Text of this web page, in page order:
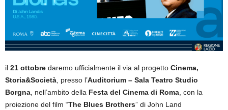
il 21 ottobre daremo ufficialmente il via al progetto Cinema,
Storia&Società , presso l’Auditorium – Sala Teatro Studio
Borgna , nell’ambito della Festa del Cinema di Roma , con la
proiezione del film “The Blues Brothers” di John Land